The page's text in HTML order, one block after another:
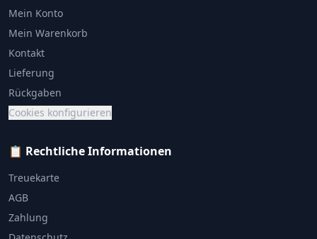
Mein Konto
Mein Warenkorb
Kontakt
Lieferung
Rückgaben
Cookies konfigurieren
📋 Rechtliche Informationen
Treuekarte
AGB
Zahlung